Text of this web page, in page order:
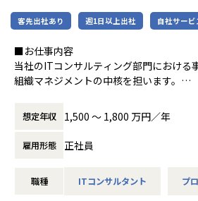
ライフプランシミュレーションをコア機
客へのパーソナライズされた資産運用提
サービス
Data・Data AI Solution
ービス「AlternaData」
消費NOW」
HRogの求人広告データを用いた募集賃
客先出社あり 週1日以上出社 自社サービ
■お仕事内容
当社のITコンサルティング部門における
組織マネジメントの中核を担います。
製造・金融・通信・不動産・建設業界な
に、DX推進や業務変革PJを構想策定から
貫してリードし、
経営層や事業部門と並走しながら、クラ
想定年収 1,500 〜 1,800 万円／年
雇用形態 正社員
職種 ITコンサルタント プ